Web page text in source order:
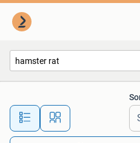
Alle